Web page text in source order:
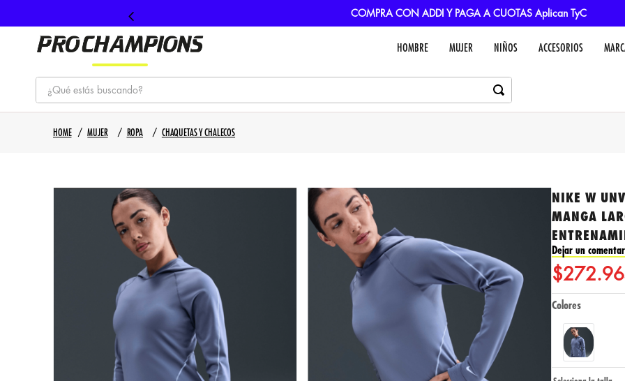
COMPRA CON ADDI Y PAGA A CUOTAS Aplican TyC
HOMBRE MUJER NIÑOS ACCESORIOS
¿Qué estás buscando?
1. tenis
3. nike
MUJER ROPA CHAQUETAS Y CHALECOS
NIKE W
MANGA
Dejar un
$272.
Colores